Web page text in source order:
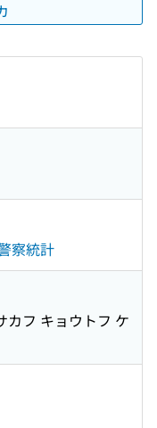
察統計
カフ キョウトフ ケ